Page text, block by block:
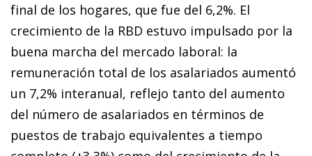
final de los hogares, que fue del 6,2%. El
crecimiento de la RBD estuvo impulsado por la
buena marcha del mercado laboral: la
remuneración total de los asalariados aumentó
un 7,2% interanual, reflejo tanto del aumento
del número de asalariados en términos de
puestos de trabajo equivalentes a tiempo